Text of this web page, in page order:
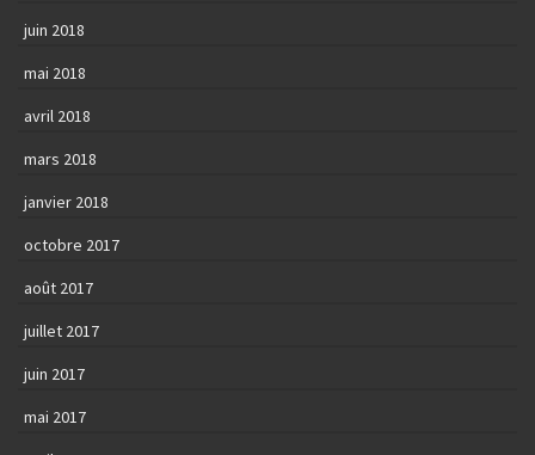
juin 2018
mai 2018
avril 2018
mars 2018
janvier 2018
octobre 2017
août 2017
juillet 2017
juin 2017
mai 2017